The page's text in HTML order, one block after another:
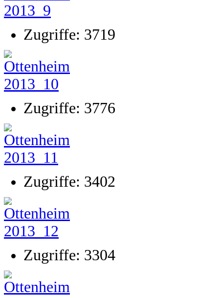
Zugriffe: 3719
Zugriffe: 3776
Zugriffe: 3402
Zugriffe: 3304